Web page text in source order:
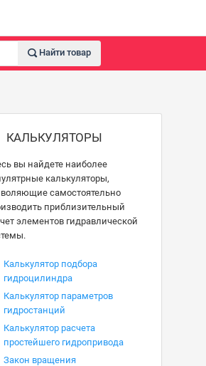
Найти товар
КАЛЬКУЛЯТОРЫ
вы найдете наиболее
калькуляторы,
самостоятельно
приблизительный
элементов гидравлической
Калькулятор подбора
гидроцилиндра
Калькулятор параметров
гидростанций
Калькулятор расчета
простейшего гидропривода
Закон вращения